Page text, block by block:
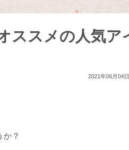
ススメの人気ア
2021年06月04
か？